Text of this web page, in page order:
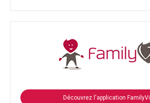
Découvrez l'application FamilyVi